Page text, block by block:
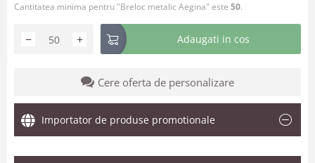
Cantitatea minima pentru "Breloc metalic Aegina" este 50.
+
− Adaugati in cos
Cere oferta de personalizare
Importator de produse promotionale